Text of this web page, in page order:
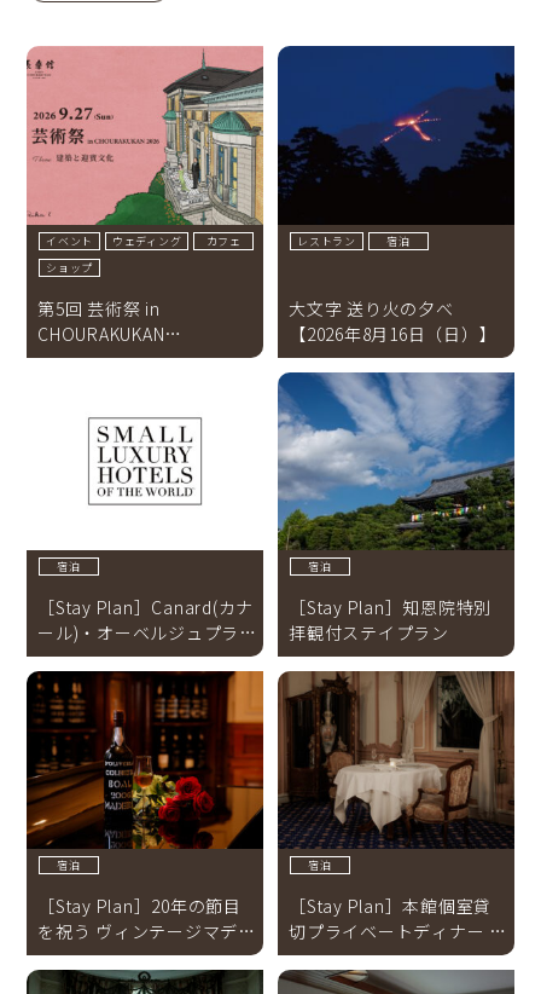
イベント ウェディング
カフェ
ショップ
第5回 芸術祭 in
CHOURAKUKAN
2026【2026年9月27日(日)
レストラン 宿泊
大文字 送り火の夕べ
【2026年8月16日（日）】
宿泊
［Stay Plan］Canard(カナ
ール)・オーベルジュプラン
＜SLH加盟記念特別価格＞
【2026年8月31日迄】
宿泊
［Stay Plan］知恩院特別
拝観付ステイプラン
宿泊
［Stay Plan］20年の節目
を祝う ヴィンテージマデイ
ラプラン【～2026年8月31
日】
宿泊
［Stay Plan］本館個室貸
切プライベートディナー オ
ーベルジュプラン